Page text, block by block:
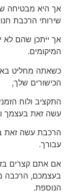
אך היא מבטיחה
שירותי הרכבת
אך ייתכן שהם לא
המיקומים.
כשאתה מחליט
הכישורים שלך,
התקציב ולוח
עשה זאת בעצמך
הרכבת עשה זאת
עבורך.
אם אתם קצרים
בעצמכם, הרכבה
הנוספת.